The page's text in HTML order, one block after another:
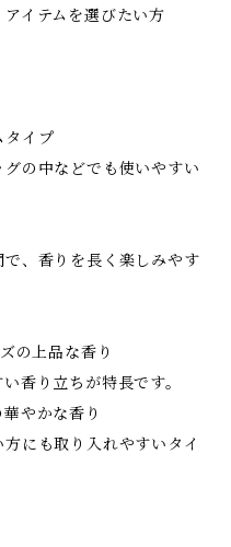
イテムを選びたい方
タイプ
の中などでも使いやすい
、香りを長く楽しみやす
の上品な香り
香り立ちが特長です。
やかな香り
にも取り入れやすいタイ